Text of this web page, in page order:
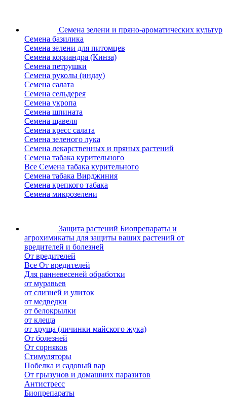
Семена зелени и пряно-ароматических культур
Семена базилика
Семена зелени для питомцев
Семена кориандра (Кинза)
Семена петрушки
Семена руколы (индау)
Семена салата
Семена сельдерея
Семена укропа
Семена шпината
Семена щавеля
Семена кресс салата
Семена зеленого лука
Семена лекарственных и пряных растений
Семена табака курительного
Все Семена табака курительного
Семена табака Вирджиния
Семена крепкого табака
Семена микрозелени
Защита растений Биопрепараты и
агрохимикаты для защиты ваших растений от
вредителей и болезней
От вредителей
Все От вредителей
Для ранневесеней обработки
от муравьев
от слизней и улиток
от медведки
от белокрылки
от клеща
от хруща (личинки майского жука)
От болезней
От сорняков
Стимуляторы
Побелка и садовый вар
От грызунов и домашних паразитов
Антистресс
Биопрепараты